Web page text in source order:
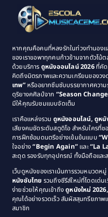
Classic หนัง
Classic หนัง
Comedy
Comedy
Coming of
Coming-
Crime อาช
1995
1993
1989
1987
1985
1983
1979
1976
1974
1971
1969
1964
หากคุณคือคนที่หลงรักในท่วงทำนองแ
ของเราขอพาทุกคนก้าวข้ามจากตัวโน้
ด้วยบริการ ดูหนังออนไลน์ 2026ที่คัด
คิดถึงมิตรภาพและความเกรียนของวง
เทพ”หรืออยากซึมซับบรรยากาศควา
ดุริยางคศิลป์จาก “Season
มีให้คุณรับชมแบบจัดเต็ม
เราคือแหล่งรวม ดูหนังออนไลน์, ดูหนั
เสียงคมชัดระดับสตูดิโอ สำหรับใครที่
การฝึกซ้อมดนตรีอย่างเข้มข้นแบบ
ใจอย่าง“Begin Again” และ“La
สะดุด รองรับทุกอุปกรณ์ ทั้งมือถือและ
เว็บดูหนังของเราเน้นการรวมหมวดหมู่
หนังซับไทย รวมถึงซีรีส์ใหม่ที่โดดเด่
ง่ายช่วยให้คุณเข้าถึงดูหนังใหม่
คุณได้อย่างรวดเร็ว สัมผัสสุนทรียภา
สมาชิก